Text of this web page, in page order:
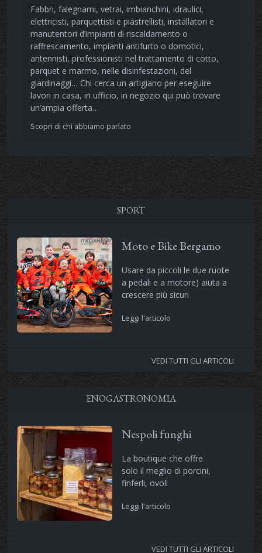
Fabbri, falegnami, vetrai, imbianchini, idraulici,
elettricisti, parquettisti e piastrellisti, installatori e
manutentori d’impianti di riscaldamento o
raffrescamento, impianti antifurto o domotici,
antennisti, professionisti nel trattamento di cotto,
parquet e marmo, nelle disinfestazioni, del
giardinaggi… Chi cerca un artigiano per eseguire
lavori in casa, in ufficio, in negozio qui può trovare
un’ampia offerta…
Scopri di chi abbiamo parlato
SPORT
Moto e Bike Bergamo
Usare da piccoli le due ruote
a pedali e a motore) aiuta a
crescere più sicuri
Leggi l'articolo
VEDI TUTTI GLI ARTICOLI
ENOGASTRONOMIA
Nespoli funghi
La boutique che offre
solo il meglio di porcini,
finferli, ovoli
Leggi l'articolo
VEDI TUTTI GLI ARTICOLI